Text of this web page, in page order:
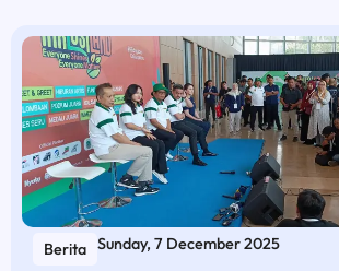
Berita Sunday, 7 December 2025